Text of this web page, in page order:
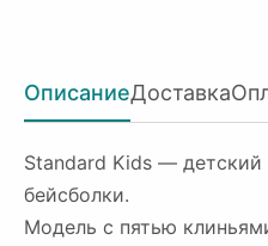
ОписаниеДоставка
Standard Kids — детский
бейсболки.
Модель с пятью